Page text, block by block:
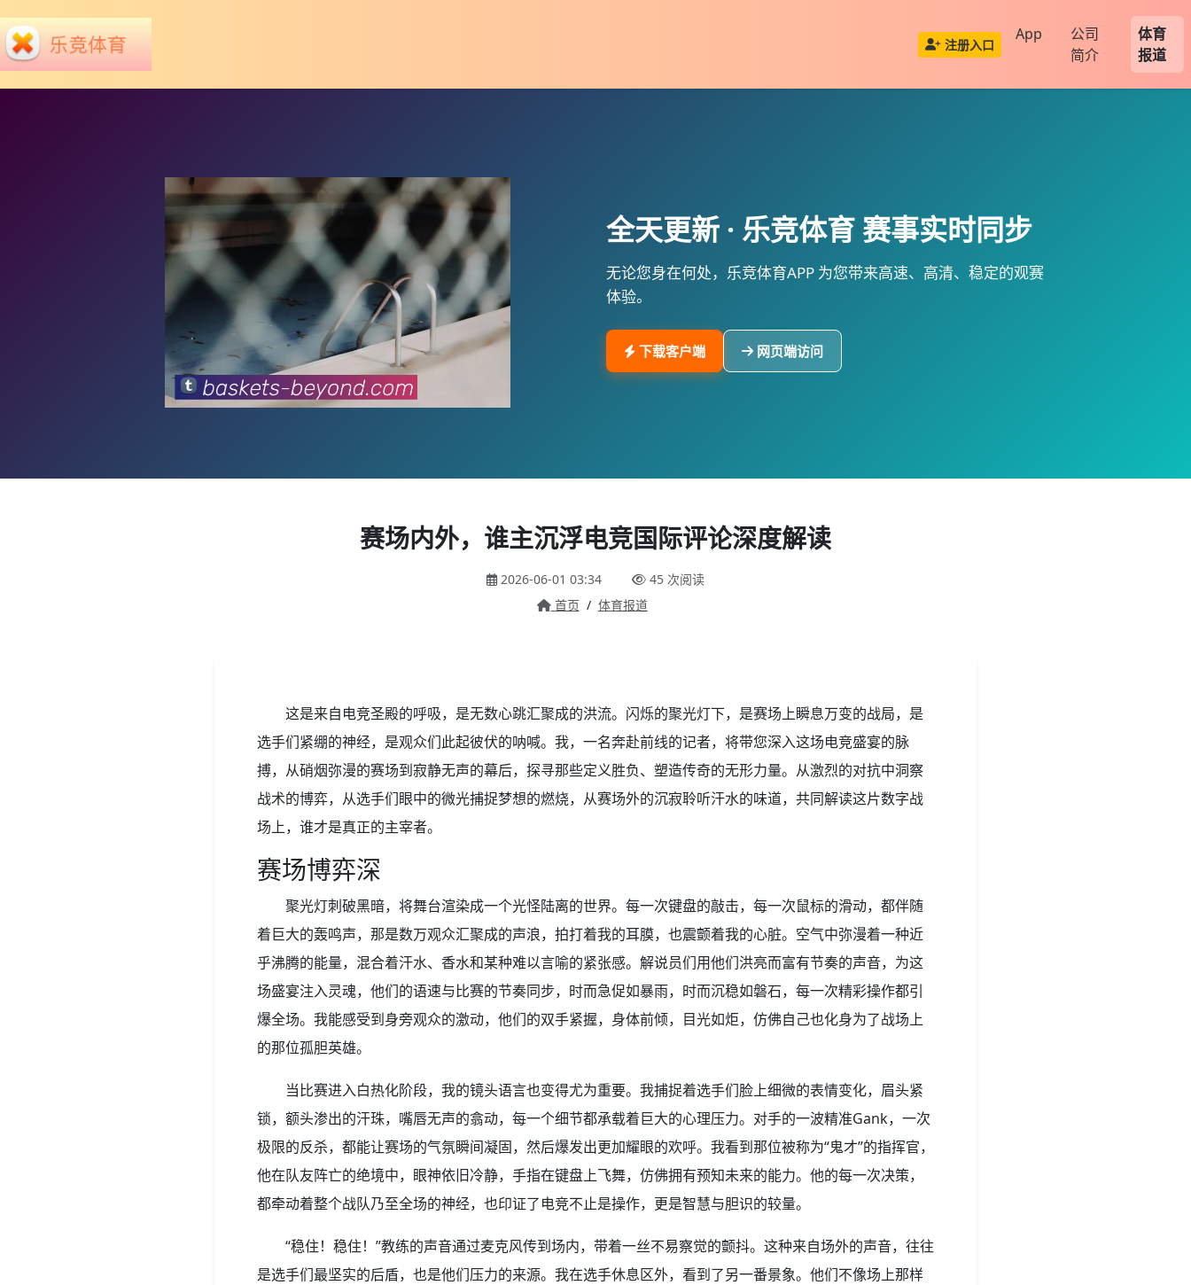
注册入口
App
公司
简介
体育
报道
全天更新 · 乐竞体育赛事实时同步
无论您身在何处， 乐竞体育APP 为您带来高速、高清、稳定的观赛
体验。
下载客户端 网页端访问
赛场内外，谁主沉浮电竞国际评论深度解读
2026-06-01 03:34
45 次阅读
首页 / 体育报道
这是来自电竞圣殿的呼吸，是无数心跳汇聚成的洪流。闪烁的聚光灯下，是赛场上瞬息万变的战局，是
选手们紧绷的神经，是观众们此起彼伏的呐喊。我，一名奔赴前线的记者，将带您深入这场电竞盛宴的脉
搏，从硝烟弥漫的赛场到寂静无声的幕后，探寻那些定义胜负、塑造传奇的无形力量。从激烈的对抗中洞察
战术的博弈，从选手们眼中的微光捕捉梦想的燃烧，从赛场外的沉寂聆听汗水的味道，共同解读这片数字战
场上，谁才是真正的主宰者。
赛场博弈深
聚光灯刺破黑暗，将舞台渲染成一个光怪陆离的世界。每一次键盘的敲击，每一次鼠标的滑动，都伴随
着巨大的轰鸣声，那是数万观众汇聚成的声浪，拍打着我的耳膜，也震颤着我的心脏。空气中弥漫着一种近
乎沸腾的能量，混合着汗水、香水和某种难以言喻的紧张感。解说员们用他们洪亮而富有节奏的声音，为这
场盛宴注入灵魂，他们的语速与比赛的节奏同步，时而急促如暴雨，时而沉稳如磐石，每一次精彩操作都引
爆全场。我能感受到身旁观众的激动，他们的双手紧握，身体前倾，目光如炬，仿佛自己也化身为了战场上
的那位孤胆英雄。
当比赛进入白热化阶段，我的镜头语言也变得尤为重要。我捕捉着选手们脸上细微的表情变化，眉头紧
锁，额头渗出的汗珠，嘴唇无声的翕动，每一个细节都承载着巨大的心理压力。对手的一波精准Gank，一次
极限的反杀，都能让赛场的气氛瞬间凝固，然后爆发出更加耀眼的欢呼。我看到那位被称为“鬼才”的指挥官，
他在队友阵亡的绝境中，眼神依旧冷静，手指在键盘上飞舞，仿佛拥有预知未来的能力。他的每一次决策，
都牵动着整个战队乃至全场的神经，也印证了电竞不止是操作，更是智慧与胆识的较量。
“稳住！稳住！”教练的声音通过麦克风传到场内，带着一丝不易察觉的颤抖。这种来自场外的声音，往往
是选手们最坚实的后盾，也是他们压力的来源。我在选手休息区外，看到了另一番景象。他们不像场上那样